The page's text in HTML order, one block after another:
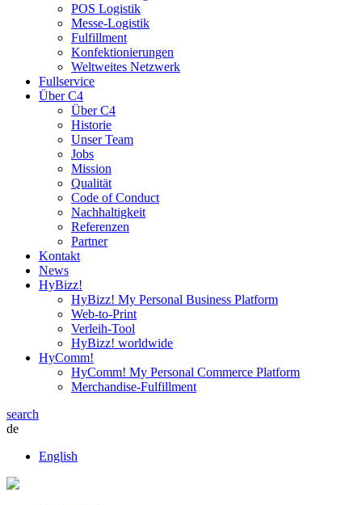
POS Logistik
Messe-Logistik
Fulfillment
Konfektionierungen
Weltweites Netzwerk
Fullservice
Über C4
Über C4
Historie
Unser Team
Jobs
Mission
Qualität
Code of Conduct
Nachhaltigkeit
Referenzen
Partner
Kontakt
News
HyBizz!
HyBizz! My Personal Business Platform
Web-to-Print
Verleih-Tool
HyBizz! worldwide
HyComm!
HyComm! My Personal Commerce Platform
Merchandise-Fulfillment
search
de
English